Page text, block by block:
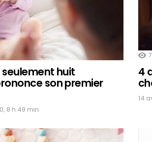
seulement huit
son premier
8 h 49 min
4
14